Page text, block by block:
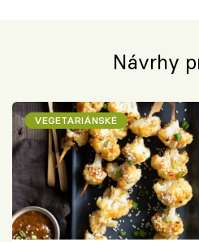
Návrhy
VEGETARIÁNSKÉ